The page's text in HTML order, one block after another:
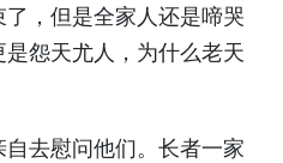
，但是全家人还是啼哭
怨天尤人，为什么老天
去慰问他们。长者一家